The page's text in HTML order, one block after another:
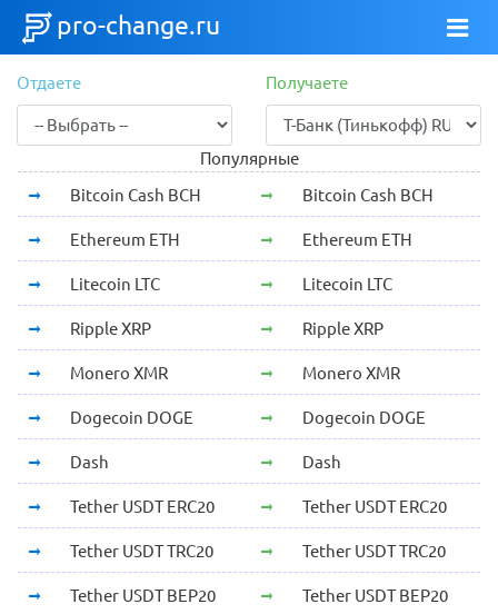
pro-change.ru
Отдаете Получаете
Популярные
Bitcoin Cash BCH
Bitcoin Cash BCH
Ethereum ETH Ethereum ETH
Litecoin LTC Litecoin LTC
Ripple XRP Ripple XRP
Monero XMR Monero XMR
Dogecoin DOGE Dogecoin DOGE
Dash Dash
Tether USDT ERC20 Tether USDT ERC20
Tether USDT TRC20 Tether USDT TRC20
Tether USDT BEP20 Tether USDT BEP20